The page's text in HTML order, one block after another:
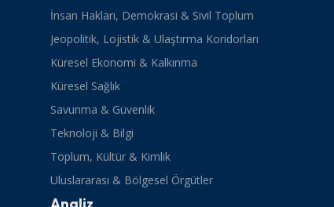
İnsan Hakları, Demokrasi & Sivil Toplum
Jeopolitik, Lojistik & Ulaştırma Koridorları
Küresel Ekonomi & Kalkınma
Küresel Sağlık
Savunma & Güvenlik
Teknoloji & Bilgi
Toplum, Kültür & Kimlik
Uluslararası & Bölgesel Örgütler